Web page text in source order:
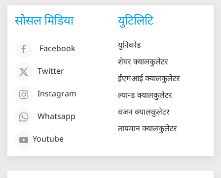
सोसल मिडिया
Facebook
Twitter
Instagram
Whatsapp
Youtube
युटिलिटि
युनिकोड
शेयर क्यालकुलेटर
ईएमआई क्यालकुलेटर
ल्यान्ड क्यालकुलेटर
वजन क्यालकुलेटर
तापमान क्यालकुलेटर